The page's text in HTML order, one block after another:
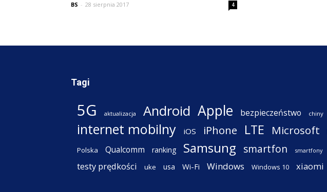
BS - 28 sierpnia 2017 4
Tagi
5G aktualizacja Android Apple bezpieczeństwo chiny
internet mobilny iOS iPhone LTE Microsoft
Polska Qualcomm ranking Samsung smartfon smartfony
testy prędkości uke usa Wi-Fi Windows Windows 10 xiaomi